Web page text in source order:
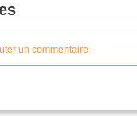
un commentaire